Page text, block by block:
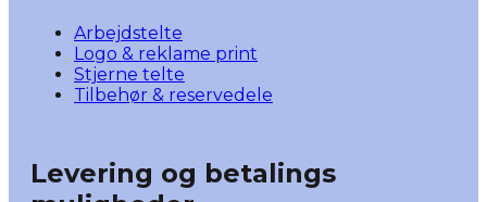
Arbejdstelte
Logo & reklame print
Stjerne telte
Tilbehør & reservedele
Levering og betalings